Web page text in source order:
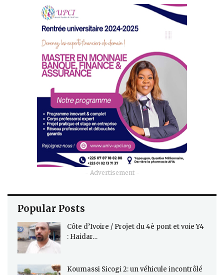
- Advertisement -
Popular Posts
Côte d’Ivoire / Projet du 4è pont et voie Y4
: Haidar…
Koumassi Sicogi 2: un véhicule incontrôlé